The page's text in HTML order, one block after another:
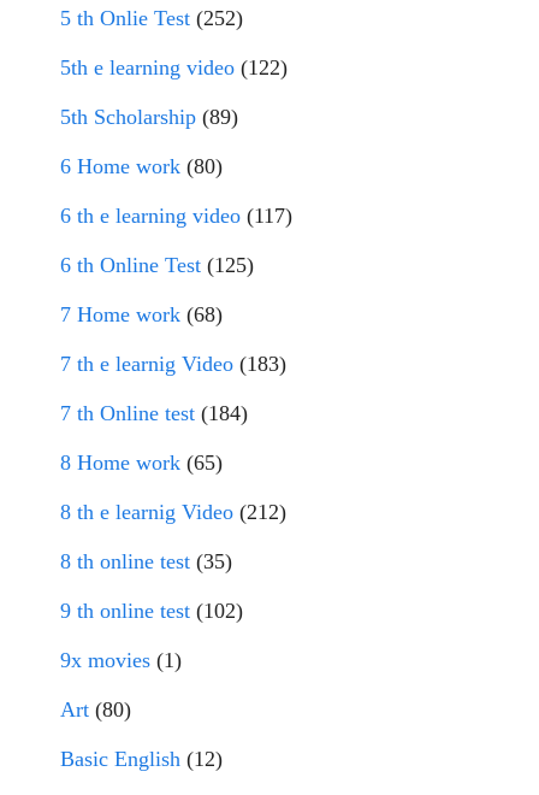
5 th Onlie Test (252)
5th e learning video (122)
5th Scholarship (89)
6 Home work (80)
6 th e learning video (117)
6 th Online Test (125)
7 Home work (68)
7 th e learnig Video (183)
7 th Online test (184)
8 Home work (65)
8 th e learnig Video (212)
8 th online test (35)
9 th online test (102)
9x movies (1)
Art (80)
Basic English (12)